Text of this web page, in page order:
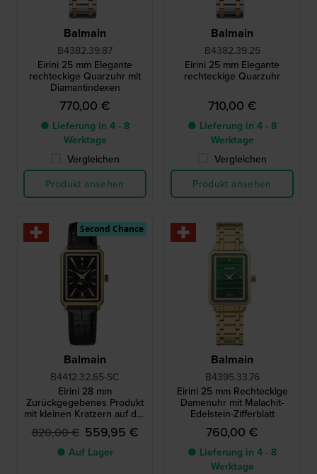
Balmain
B4382.39.87
Eirini 25 mm Elegante
rechteckige Quarzuhr mit
Diamantindexen
770,00 €
● Lieferung in 4 - 8
Werktage
Vergleichen
Produkt ansehen
Balmain
B4382.39.25
Eirini 25 mm Elegante
rechteckige Quarzuhr
710,00 €
● Lieferung in 4 - 8
Werktage
Vergleichen
Produkt ansehen
Balmain
B4412.32.65-SC
Eirini 28 mm
Zurückgegebenes Produkt
mit kleinen Kratzern auf der
Gehäuserückseite
820,00 € 559,95 €
● Auf Lager
Second Chance
Balmain
B4395.33.76
Eirini 25 mm Rechteckige
Damenuhr mit Malachit-
Edelstein-Zifferblatt
760,00 €
● Lieferung in 4 - 8
Werktage